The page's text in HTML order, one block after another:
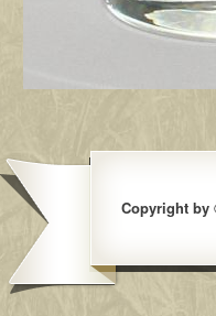
Copyright by